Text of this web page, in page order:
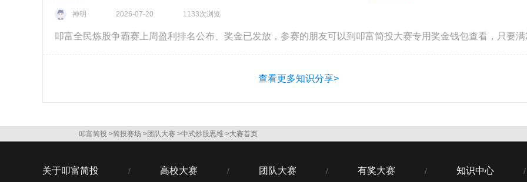
神明 2026-07-20 1133次浏览
查看更多知识分享>
叩富简投 >简投赛场 >团队大赛 >中式炒股思维 >大赛首页
关于叩富简投 / 高校大赛 / 团队大赛 / 有奖大赛 / 知识中心 /